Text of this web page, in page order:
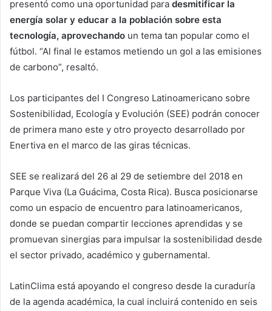
presentó como una oportunidad para desmitificar la
energía solar y educar a la población sobre esta
tecnología, aprovechando un tema tan popular como el
fútbol. “Al final le estamos metiendo un gol a las emisiones
de carbono”, resaltó.
Los participantes del I Congreso Latinoamericano sobre
Sostenibilidad, Ecología y Evolución (SEE) podrán conocer
de primera mano este y otro proyecto desarrollado por
Enertiva en el marco de las giras técnicas.
SEE se realizará del 26 al 29 de setiembre del 2018 en
Parque Viva (La Guácima, Costa Rica). Busca posicionarse
como un espacio de encuentro para latinoamericanos,
donde se puedan compartir lecciones aprendidas y se
promuevan sinergias para impulsar la sostenibilidad desde
el sector privado, académico y gubernamental.
LatinClima está apoyando el congreso desde la curaduría
de la agenda académica, la cual incluirá contenido en seis